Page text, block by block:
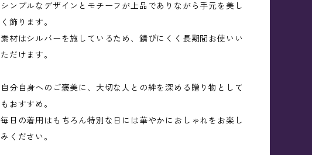
シンプルなデザインとモチーフが上品でありながら手元を美し
く飾ります。
素材はシルバーを施しているため、錆びにくく長期間お使いい
ただけます。
自分自身へのご褒美に、大切な人との絆を深める贈り物として
もおすすめ。
毎日の着用はもちろん特別な日には華やかにおしゃれをお楽し
みください。